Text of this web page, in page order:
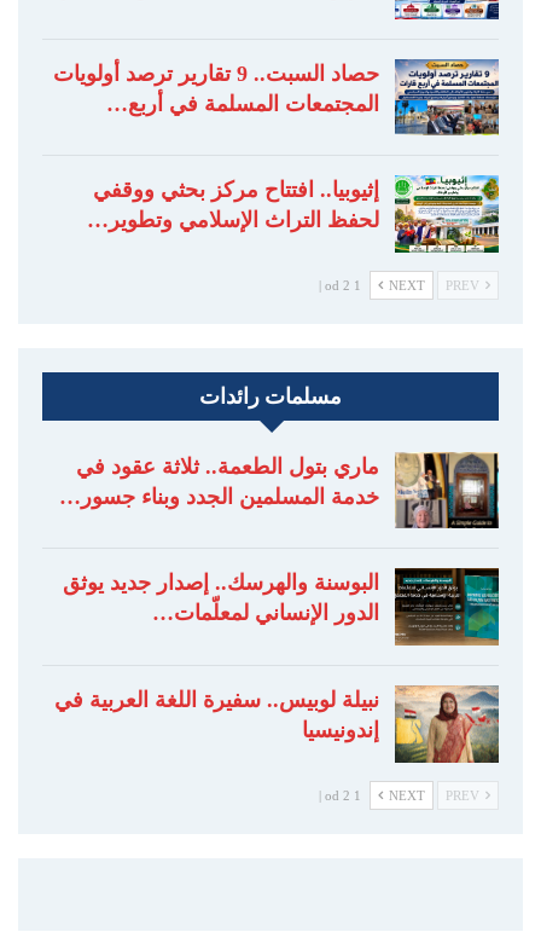
حصاد السبت.. 9 تقارير ترصد أولويات
المجتمعات المسلمة في أربع…
إثيوبيا.. افتتاح مركز بحثي ووقفي
لحفظ التراث الإسلامي وتطوير…
NEXT
1 od 2 |
مسلمات رائدات
ماري بتول الطعمة.. ثلاثة عقود في
خدمة المسلمين الجدد وبناء جسور…
البوسنة والهرسك.. إصدار جديد يوثق
الدور الإنساني لمعلّمات…
نبيلة لوبيس.. سفيرة اللغة العربية في
إندونيسيا
NEXT
1 od 2 |